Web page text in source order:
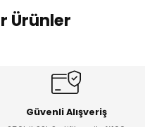
Ürünler
Kot 3’lü Takım
Güvenli Alışveriş